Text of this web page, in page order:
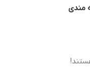
مندی